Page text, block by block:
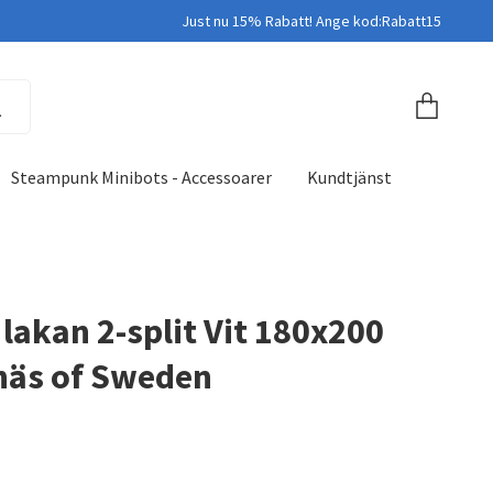
Just nu 15% Rabatt! Ange kod:Rabatt15
Steampunk Minibots - Accessoarer Kundtjänst
2-split Vit 180x200
of Sweden